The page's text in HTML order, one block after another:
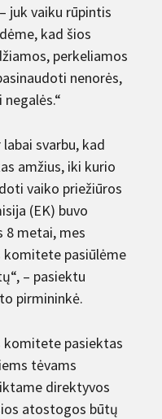
juk vaiku rūpintis
kad šios
perkeliamos
nenorės,
svarbu, kad
amžius, iki kurio
vaiko priežiūros
(EK) buvo
8 metai, mes
komitete pasiūlėme
– pasiektu
pirmininkė.
komitete pasiektas
tėvams
direktyvos
atostogos būtų